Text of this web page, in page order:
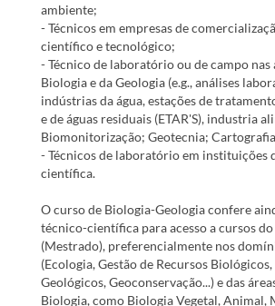
ambiente;
- Técnicos em empresas de
científico e tecnológico;
- Técnico de laboratório ou de campo nas
Biologia e da Geologia (e.g., análises
indústrias da água, estações de
e de águas residuais (ETAR'S), industria
Biomonitorização; Geotecnia;
- Técnicos de laboratório em instituições
científica.
O curso de Biologia-Geologia confere
técnico-científica para acesso a cursos
(Mestrado), preferencialmente nos
(Ecologia, Gestão de Recursos
Geológicos, Geoconservação...) e das
Biologia, como Biologia Vegetal, Animal,